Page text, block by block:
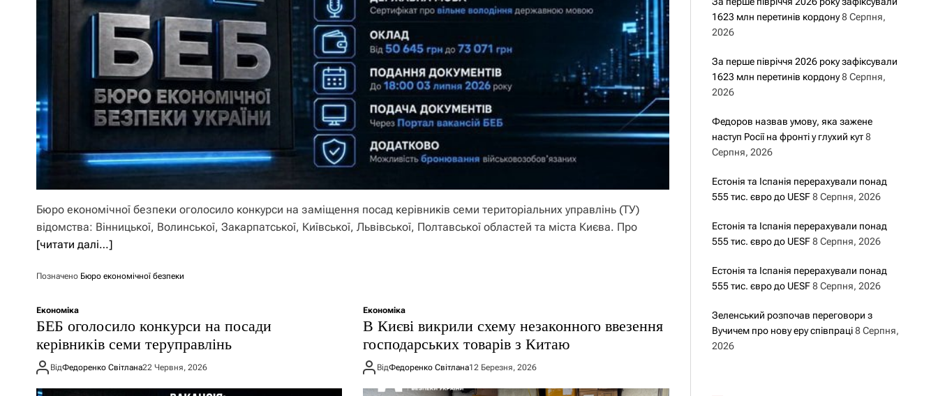
Бюро економічної безпеки оголосило конкурси на заміщення посад керівників семи територіальних управлінь (ТУ)
відомства: Вінницької, Волинської, Закарпатської, Київської, Львівської, Полтавської областей та міста Києва. Про
[читати далі…]
Позначено Бюро економічної безпеки
Економіка
БЕБ оголосило конкурси на посади
керівників семи теруправлінь
ВідФедоренко Світлана22 Червня, 2026
Економіка
В Києві викрили схему незаконного ввезення
господарських товарів з Китаю
ВідФедоренко Світлана12 Березня, 2026
1623 млн перетинів кордону 8 Серпня,
2026
За перше півріччя 2026 року зафіксували
1623 млн перетинів кордону 8 Серпня,
2026
Федоров назвав умову, яка зажене
наступ Росії на фронті у глухий кут 8
Серпня, 2026
Естонія та Іспанія перерахували понад
555 тис. євро до UESF 8 Серпня, 2026
Естонія та Іспанія перерахували понад
555 тис. євро до UESF 8 Серпня, 2026
Естонія та Іспанія перерахували понад
555 тис. євро до UESF 8 Серпня, 2026
Зеленський розпочав переговори з
Вучичем про нову еру співпраці 8 Серпня,
2026